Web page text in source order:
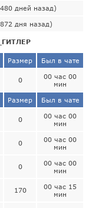
дней назад)
дня назад)
Размер Был в чате
0
00 час 00
мин
Размер Был в чате
0
00 час 00
мин
0
00 час 00
мин
0
00 час 00
мин
170
00 час 15
мин